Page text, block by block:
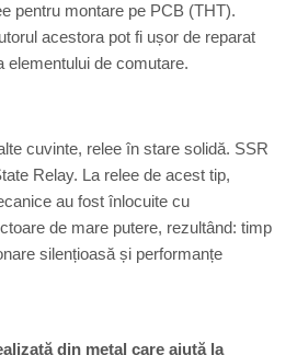
pentru montare pe PCB (THT).
acestora pot fi ușor de reparat
elementului de comutare.
cuvinte, relee în stare solidă. SSR
Relay. La relee de acest tip,
au fost înlocuite cu
de mare putere, rezultând: timp
silențioasă și performanțe
din metal care ajută la